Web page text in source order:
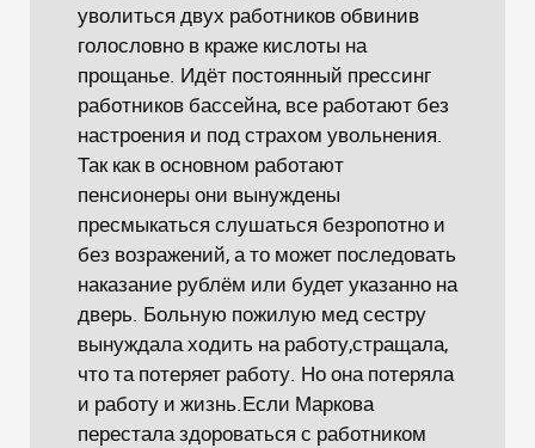
уволиться двух работников обвинив
голословно в краже кислоты на
прощанье. Идёт постоянный прессинг
работников бассейна, все работают без
настроения и под страхом увольнения.
Так как в основном работают
пенсионеры они вынуждены
пресмыкаться слушаться безропотно и
без возражений, а то может последовать
наказание рублём или будет указанно на
дверь. Больную пожилую мед сестру
вынуждала ходить на работу,стращала,
что та потеряет работу. Но она потеряла
и работу и жизнь.Если Маркова
перестала здороваться с работником